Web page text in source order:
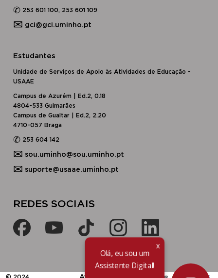
x
Olá, eu sou um
Assistente Digital!
✆253 601 100, 253 601 109
✉ gci@gci.uminho.pt
Estudantes
Unidade de Serviços de Apoio às Atividades de Educação -
USAAE
Campus de Azurém | Ed.2, 0.18
4804-533 Guimarães
Campus de Gualtar | Ed.2, 2.20
4710-057 Braga
✆253 604 142
✉ sou.uminho@sou.uminho.pt
✉ suporte@usaae.uminho.pt
​​REDES SOCIAIS​